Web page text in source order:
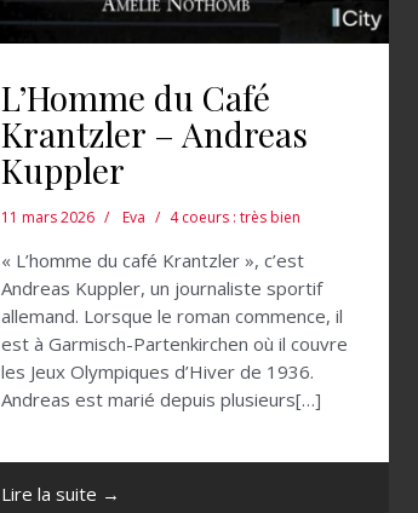
L’Homme du Café
Krantzler – Andreas
Kuppler
11 mars 2026 Eva 4 coeurs : très bien
« L’homme du café Krantzler », c’est
Andreas Kuppler, un journaliste sportif
allemand. Lorsque le roman commence, il
est à Garmisch-Partenkirchen où il couvre
les Jeux Olympiques d’Hiver de 1936.
Andreas est marié depuis plusieurs[…]
Lire la suite →